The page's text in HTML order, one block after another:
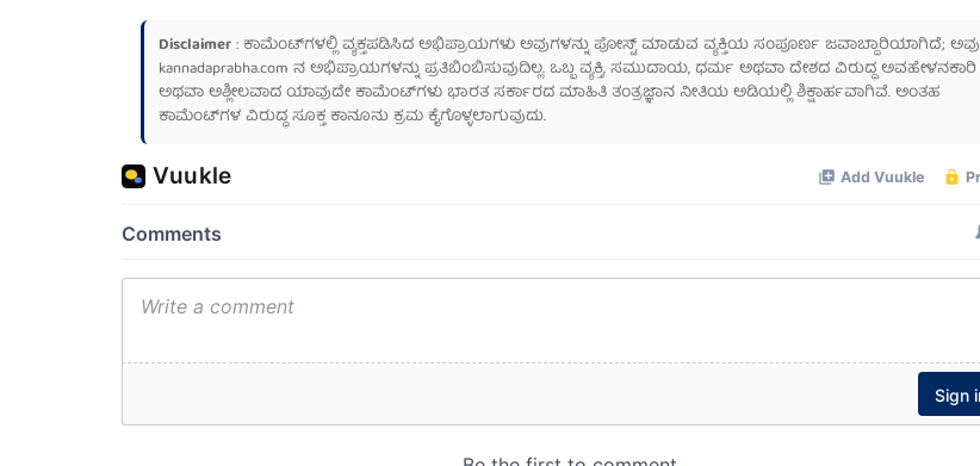
Disclaimer: ಕಾಮೆಂಟ್‌ಗಳಲ್ಲಿ ವ್ಯಕ್ತಪಡಿಸಿದ ಅಭಿಪ್ರಾಯಗಳು ಅವುಗಳನ್ನು ಪೋಸ್ಟ್ ಮಾಡುವ ವ್ಯಕ್ತಿಯ ಸಂಪೂರ್ಣ ಜವಾಬ್ದಾರಿಯಾಗಿದೆ; ಅವು
kannadaprabha.com ನ ಅಭಿಪ್ರಾಯಗಳನ್ನು ಪ್ರತಿಬಿಂಬಿಸುವುದಿಲ್ಲ. ಒಬ್ಬ ವ್ಯಕ್ತಿ, ಸಮುದಾಯ, ಧರ್ಮ ಅಥವಾ ದೇಶದ ವಿರುದ್ಧ ಅವಹೇಳನಕಾರಿ
ಅಥವಾ ಅಶ್ಲೀಲವಾದ ಯಾವುದೇ ಕಾಮೆಂಟ್‌ಗಳು ಭಾರತ ಸರ್ಕಾರದ ಮಾಹಿತಿ ತಂತ್ರಜ್ಞಾನ ನೀತಿಯ ಅಡಿಯಲ್ಲಿ ಶಿಕ್ಷಾರ್ಹವಾಗಿವೆ. ಅಂತಹ
ಕಾಮೆಂಟ್‌ಗಳ ವಿರುದ್ಧ ಸೂಕ್ತ ಕಾನೂನು ಕ್ರಮ ಕೈಗೊಳ್ಳಲಾಗುವುದು.